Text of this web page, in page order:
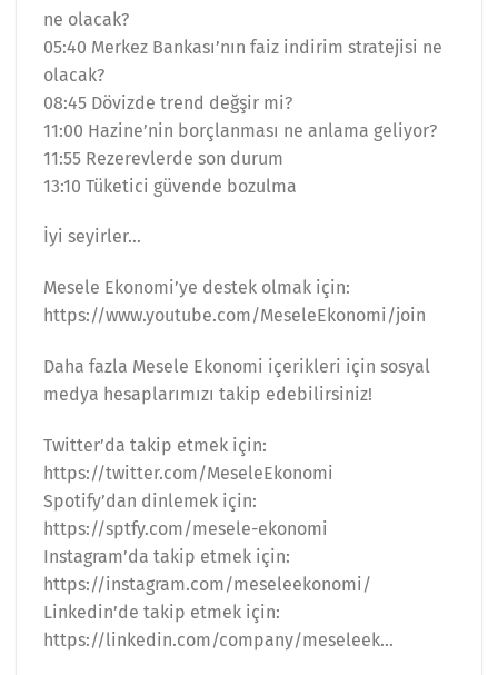
ne olacak?
05:40 Merkez Bankası’nın faiz indirim stratejisi ne
olacak?
08:45 Dövizde trend değşir mi?
11:00 Hazine’nin borçlanması ne anlama geliyor?
11:55 Rezerevlerde son durum
13:10 Tüketici güvende bozulma
İyi seyirler…
Mesele Ekonomi’ye destek olmak için:
https://www.youtube.com/MeseleEkonomi/join
Daha fazla Mesele Ekonomi içerikleri için sosyal
medya hesaplarımızı takip edebilirsiniz!
Twitter’da takip etmek için:
https://twitter.com/MeseleEkonomi
Spotify’dan dinlemek için:
https://sptfy.com/mesele-ekonomi
Instagram’da takip etmek için:
https://instagram.com/meseleekonomi/
Linkedin’de takip etmek için:
https://linkedin.com/company/meseleek…